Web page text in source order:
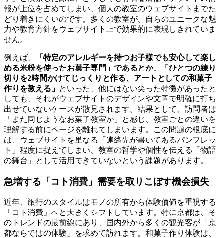
報が上位を占めてしまい、個人の教室のウェブサイトまでた
どり着きにくいのです。多くの教室が、自らのユニークな魅
力や教育方針をウェブサイト上で効果的に表現しきれていま
せん。
例えば、
「特定のアレルギーを持つお子様でも安心して楽し
める米粉を使ったお菓子専門」であるとか、「ひとつの練り
切りを2時間かけてじっくりと作る、アートとしての和菓子
作りを教える」 といった、他にはない尖った特徴があったと
しても、それがウェブサイトのデザインや文章で明確に打ち
出せていないケースが散見されます。結果として、訪問者は
「また同じようなお菓子教室か」と感じ、教室ごとの違いを
理解する前にページを離れてしまいます。この問題の根底に
は、ウェブサイトを単なる「連絡先が書いてあるパンフレッ
ト」程度に捉えてしまい、教室の哲学や個性を伝える「物語
の舞台」として活用できていないという課題があります。
急増する「コト消費」需要を取りこぼす機会損失
近年、旅行のスタイルはモノの所有から体験価値を重視する
「コト消費」へと大きくシフトしています。特に京都は、そ
のトレンドの最前線にあり、国内外から多くの観光客が「京
都ならではの体験」を求めて訪れます。和菓子作り体験は、